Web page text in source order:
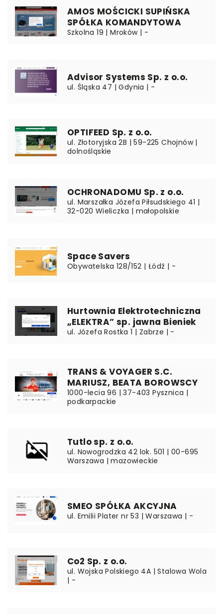
AMOS MOŚCICKI SUPIŃSKA
SPÓŁKA KOMANDYTOWA
Szkolna 19 | Mroków | -
Advisor Systems Sp. z o.o.
ul. Śląska 47 | Gdynia | -
OPTIFEED Sp. z o.o.
ul. Złotoryjska 2B | 59-225 Chojnów |
dolnośląskie
OCHRONADOMU Sp. z o.o.
ul. Marszałka Józefa Piłsudskiego 41 |
32-020 Wieliczka | małopolskie
Space Savers
Obywatelska 128/152 | Łódź | -
Hurtownia Elektrotechniczna
„ELEKTRA” sp. jawna Bieniek
ul. Józefa Rostka 1 | Zabrze | -
TRANS & VOYAGER S.C.
MARIUSZ, BEATA BOROWSCY
1000-lecia 96 | 37-403 Pysznica |
podkarpackie
Tutlo sp. z o.o.
ul. Nowogrodzka 42 lok. 501 | 00-695
Warszawa | mazowieckie
SMEO SPÓŁKA AKCYJNA
ul. Emilii Plater nr 53 | Warszawa | -
Co2 Sp. z o.o.
ul. Wojska Polskiego 4A | Stalowa Wola
| -